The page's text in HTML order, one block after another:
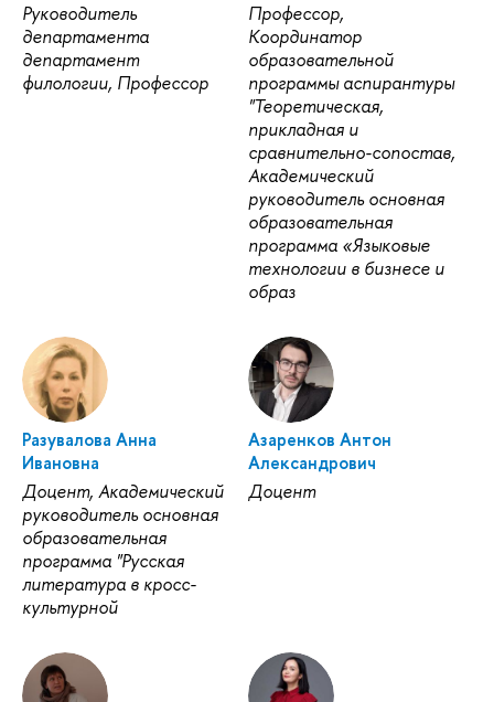
Руководитель
департамента
департамент
филологии, Профессор
Профессор,
Координатор
образовательной
программы аспирантуры
"Теоретическая,
прикладная и
сравнительно-сопостав,
Академический
руководитель основная
образовательная
программа «Языковые
технологии в бизнесе и
образ
Разувалова Анна
Ивановна
Доцент, Академический
руководитель основная
образовательная
программа "Русская
литература в кросс-
культурной
Азаренков Антон
Александрович
Доцент